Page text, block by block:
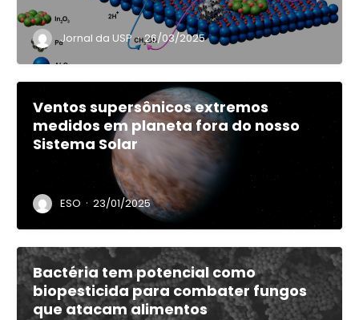
Jornal da USP · 26/03/2025
Ventos supersônicos extremos
medidos em planeta fora do nosso
Sistema Solar
ESO · 23/01/2025
Bactéria tem potencial como
biopesticida para combater fungos
que atacam alimentos